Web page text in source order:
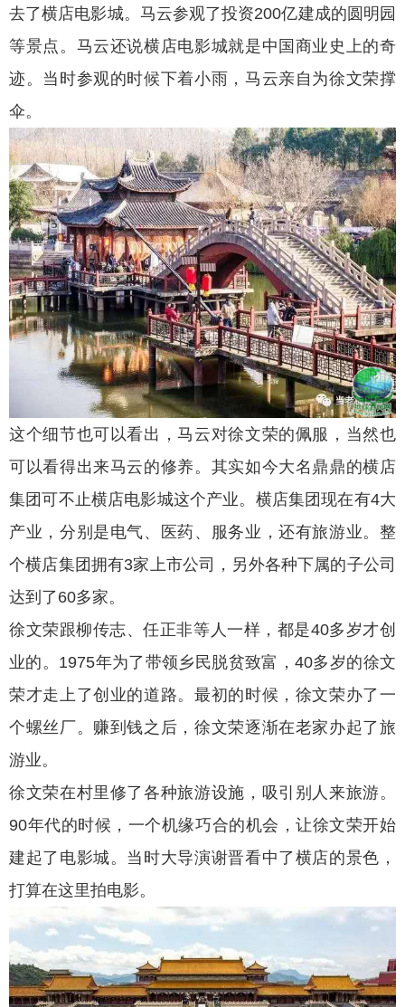
去了横店电影城。马云参观了投资200亿建成的圆明园
等景点。马云还说横店电影城就是中国商业史上的奇
迹。当时参观的时候下着小雨，马云亲自为徐文荣撑
伞。
这个细节也可以看出，马云对徐文荣的佩服，当然也
可以看得出来马云的修养。其实如今大名鼎鼎的横店
集团可不止横店电影城这个产业。横店集团现在有4大
产业，分别是电气、医药、服务业，还有旅游业。整
个横店集团拥有3家上市公司，另外各种下属的子公司
达到了60多家。
徐文荣跟柳传志、任正非等人一样，都是40多岁才创
业的。1975年为了带领乡民脱贫致富，40多岁的徐文
荣才走上了创业的道路。最初的时候，徐文荣办了一
个螺丝厂。赚到钱之后，徐文荣逐渐在老家办起了旅
游业。
徐文荣在村里修了各种旅游设施，吸引别人来旅游。
90年代的时候，一个机缘巧合的机会，让徐文荣开始
建起了电影城。当时大导演谢晋看中了横店的景色，
打算在这里拍电影。